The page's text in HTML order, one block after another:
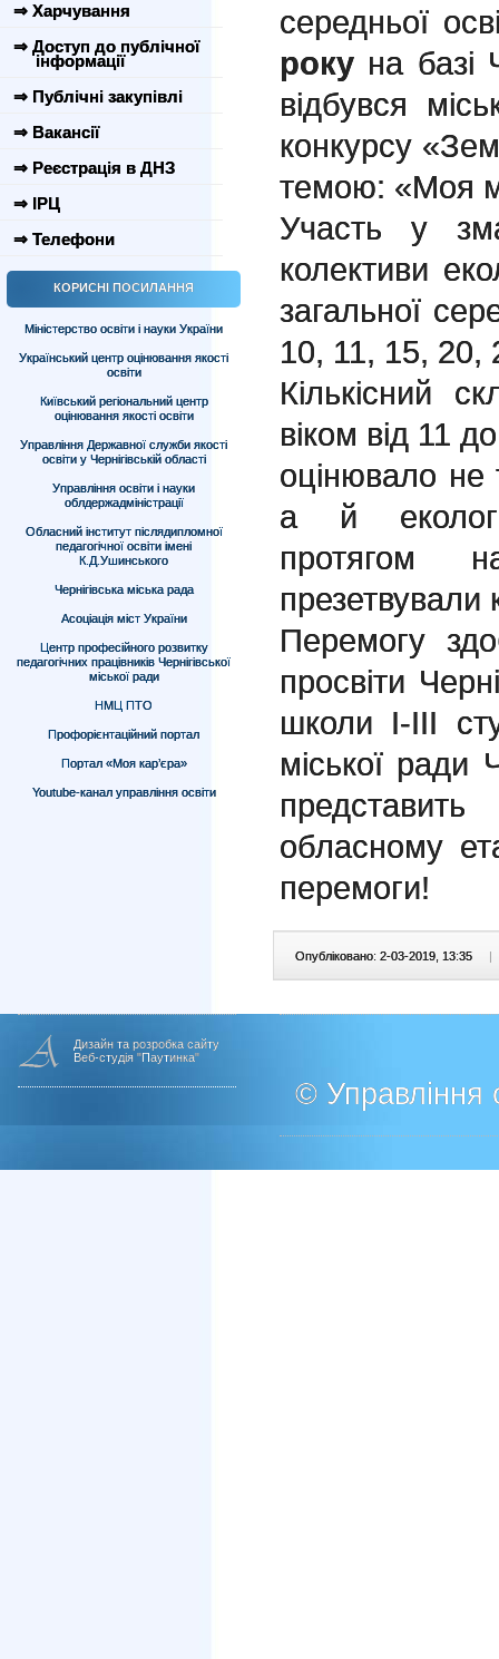
⇒ Харчування
⇒ Доступ до публічної
інформації
⇒ Публічні закупівлі
⇒ Вакансії
⇒ Реєстрація в ДНЗ
⇒ ІРЦ
⇒ Телефони
КОРИСНІ ПОСИЛАННЯ
Міністерство освіти і науки України
Український центр оцінювання якості
освіти
Київський регіональний центр
оцінювання якості освіти
Управління Державної служби якості
освіти у Чернігівській області
Управління освіти і науки
облдержадміністрації
Обласний інститут післядипломної
педагогічної освіти імені
К.Д.Ушинського
Чернігівська міська рада
Асоціація міст України
Центр професійного розвитку
педагогічних працівників Чернігівської
міської ради
НМЦ ПТО
Профорієнтаційний портал
Портал «Моя кар’єра»
Youtube-канал управління освіти
середньої
року на базі
відбувся
конкурсу
темою: «Моя
Участь у
колективи
загальної
10, 11, 15, 20,
Кількісний
віком від 11
оцінювало не
а й
протягом
презетвували
Перемогу
просвіти
школи І-ІІІ
міської ради
обласному
перемоги!
Опубліковано: 2-03-2019, 13:35 |
Дизайн та розробка сайту
Веб-студія "Паутинка"
© Управління